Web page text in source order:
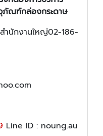
ภัณฑ์กล่องกระดาษ
ำนักงานใหญ่02-186-
Line ID : noung.au